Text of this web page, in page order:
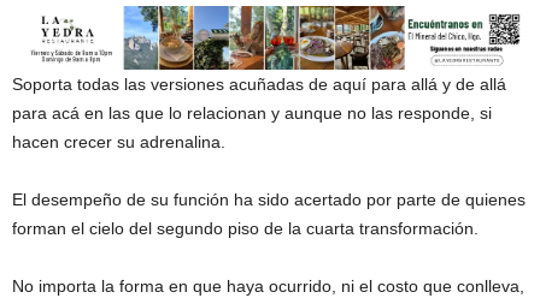
Soporta todas las versiones acuñadas de aquí para allá y de allá
para acá en las que lo relacionan y aunque no las responde, si
hacen crecer su adrenalina.
El desempeño de su función ha sido acertado por parte de quienes
forman el cielo del segundo piso de la cuarta transformación.
No importa la forma en que haya ocurrido, ni el costo que conlleva,